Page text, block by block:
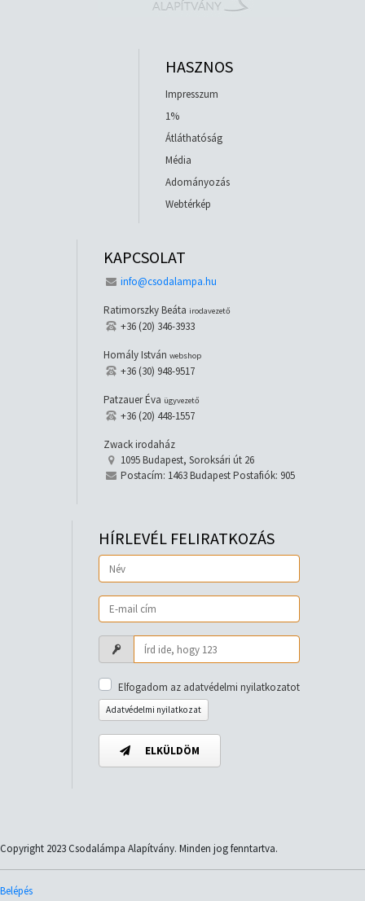
HASZNOS
Impresszum
1%
Átláthatóság
Média
Adományozás
Webtérkép
KAPCSOLAT
info@csodalampa.hu
Ratimorszky Beáta irodavezető
+36 (20) 346-3933
Homály István webshop
+36 (30) 948-9517
Patzauer Éva ügyvezető
+36 (20) 448-1557
Zwack irodaház
1095 Budapest, Soroksári út 26
Postacím: 1463 Budapest Postafiók: 905
HÍRLEVÉL FELIRATKOZÁS
Elfogadom az adatvédelmi nyilatkozatot
Adatvédelmi nyilatkozat
ELKÜLDÖM
Copyright 2023 Csodalámpa Alapítvány. Minden jog fenntartva.
Belépés